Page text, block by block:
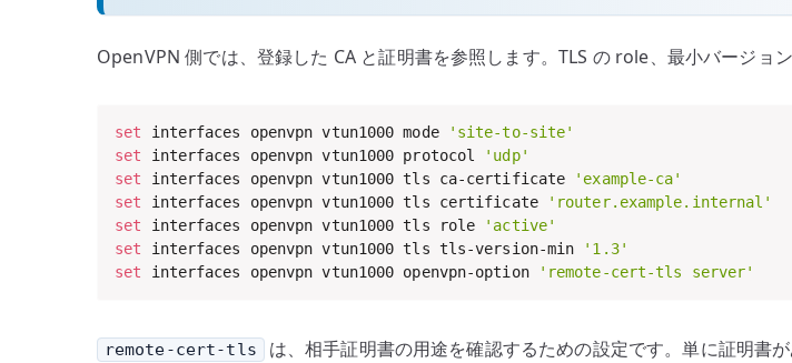
OpenVPN 側では、登録した CA と証明書を参照します。TLS の role、最小バージョ
set interfaces openvpn vtun1000 mode
'site-to-site'
set interfaces openvpn vtun1000 protocol
'udp'
set interfaces openvpn vtun1000 tls ca-certificate
'example-ca'
set interfaces openvpn vtun1000 tls certificate
'router.example.internal'
set interfaces openvpn vtun1000 tls role
'active'
set interfaces openvpn vtun1000 tls tls-version-min
'1.3'
set interfaces openvpn vtun1000 openvpn-option 'remote-cert-tls server'
remote-cert-tls は、相手証明書の用途を確認するための設定です。単に証明書